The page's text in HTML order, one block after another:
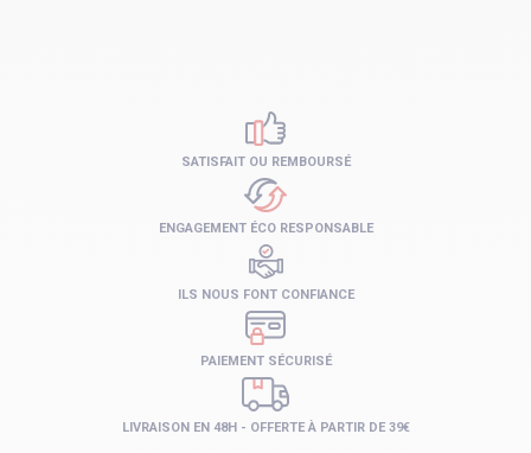
LIVRAISON EN 48H - OFFERTE À PARTIR DE 39€
PAIEMENT SÉCURISÉ
SATISFAIT OU REMBOURSÉ
ENGAGEMENT ÉCO RESPONSABLE
ILS NOUS FONT CONFIANCE